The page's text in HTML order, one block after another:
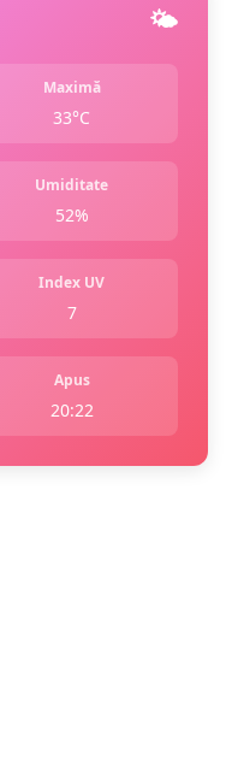
🌤️
Maximă
33°C
Umiditate
52%
Index UV
7
Apus
20:22